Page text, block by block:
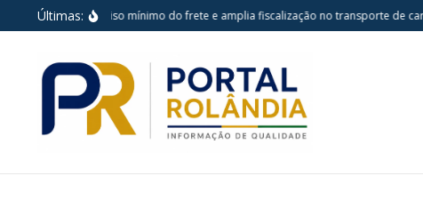
Ir para o conteúdo
Últimas:
lei reforça piso mínimo do frete e amplia fiscalização no transporte de cargas